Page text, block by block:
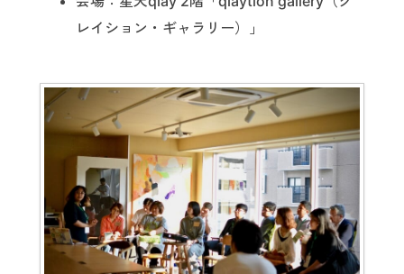
レイション・ギャラリー）」